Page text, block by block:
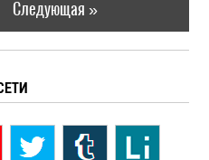
Следующая »